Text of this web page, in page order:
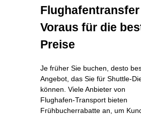
Voraus für die
Preise
Je früher Sie buchen, desto
Angebot, das Sie für
können. Viele Anbieter von
Flughafen‑Transport bieten
Frühbucherrabatte an, um